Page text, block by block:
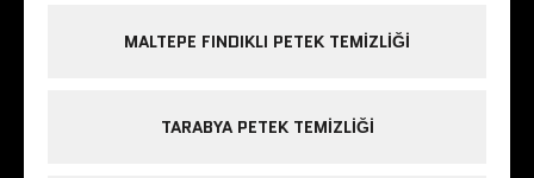
MALTEPE FINDIKLI PETEK TEMIZLIĞI
TARABYA PETEK TEMIZLIĞI